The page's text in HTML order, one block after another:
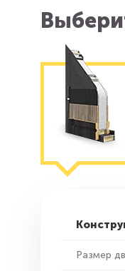
Размер